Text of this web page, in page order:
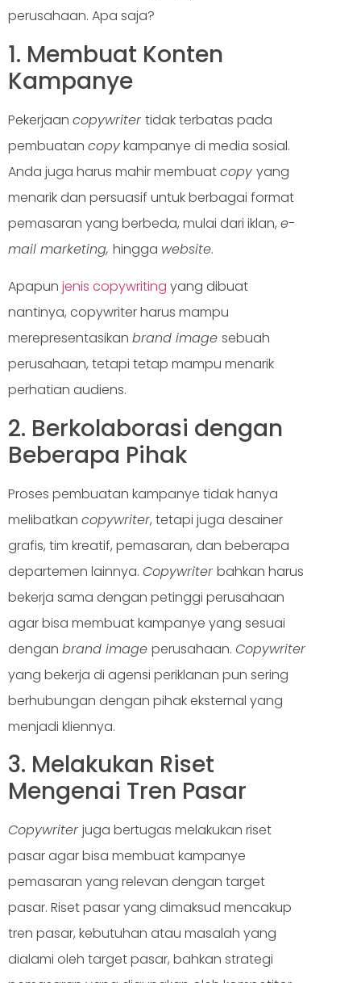
perusahaan. Apa saja?
1. Membuat Konten
Kampanye
Pekerjaan copywriter tidak terbatas pada
pembuatan copykampanye di media sosial.
Anda juga harus mahir membuatcopy yang
menarik dan persuasif untuk berbagai format
pemasaran yang berbeda, mulai dari iklan, e-
mail marketing, hingga website.
Apapun jenis copywriting yang dibuat
nantinya, copywriter harus mampu
merepresentasikan brand image sebuah
perusahaan, tetapi tetap mampu menarik
perhatian audiens.
2. Berkolaborasi dengan
Beberapa Pihak
Proses pembuatan kampanye tidak hanya
melibatkan copywriter, tetapi juga desainer
grafis, tim kreatif, pemasaran, dan beberapa
departemen lainnya. Copywriter bahkan harus
bekerja sama dengan petinggi perusahaan
agar bisa membuat kampanye yang sesuai
dengan brand image perusahaan. Copywriter
yang bekerja di agensi periklanan pun sering
berhubungan dengan pihak eksternal yang
menjadi kliennya.
3. Melakukan Riset
Mengenai Tren Pasar
Copywriter juga bertugas melakukan riset
pasar agar bisa membuat kampanye
pemasaran yang relevan dengan target
pasar. Riset pasar yang dimaksud mencakup
tren pasar, kebutuhan atau masalah yang
dialami oleh target pasar, bahkan strategi